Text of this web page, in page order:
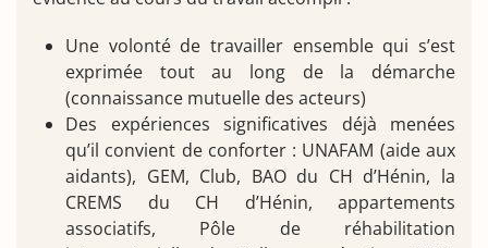
Une volonté de travailler ensemble qui s’est
exprimée tout au long de la démarche
(connaissance mutuelle des acteurs)
Des expériences significatives déjà menées
qu’il convient de conforter : UNAFAM (aide aux
aidants), GEM, Club, BAO du CH d’Hénin, la
CREMS du CH d’Hénin, appartements
associatifs, Pôle de réhabilitation